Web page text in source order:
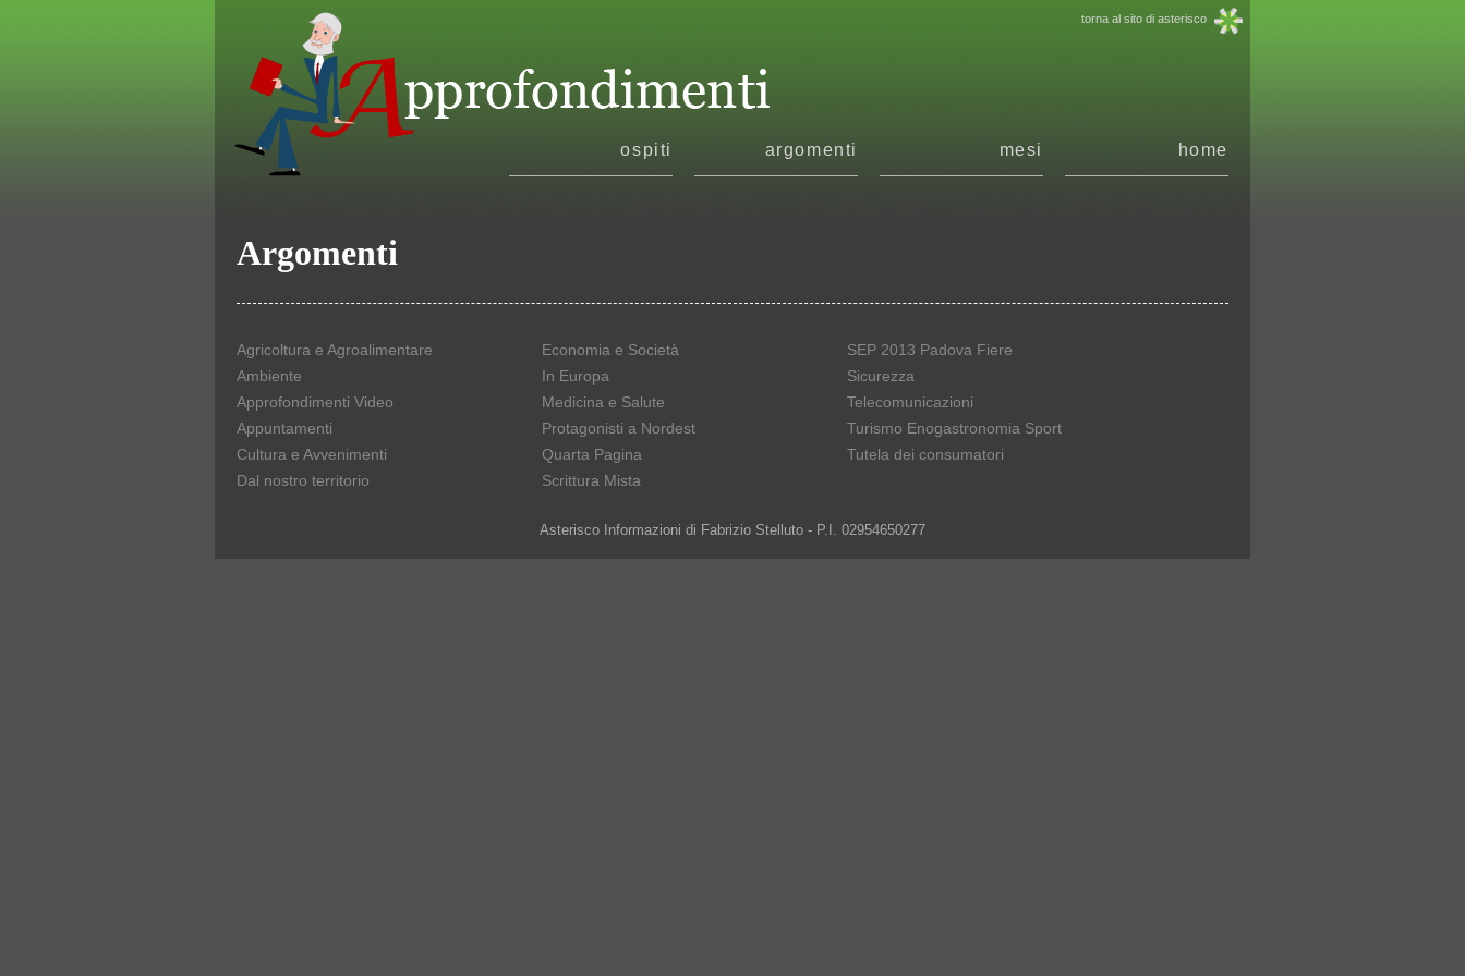
torna al sito di asterisco
ospiti argomenti mesi home
Argomenti
Agricoltura e Agroalimentare
Ambiente
Approfondimenti Video
Appuntamenti
Cultura e Avvenimenti
Dal nostro territorio
Economia e Società
In Europa
Medicina e Salute
Protagonisti a Nordest
Quarta Pagina
Scrittura Mista
SEP 2013 Padova Fiere
Sicurezza
Telecomunicazioni
Turismo Enogastronomia Sport
Tutela dei consumatori
Asterisco Informazioni di Fabrizio Stelluto - P.I. 02954650277